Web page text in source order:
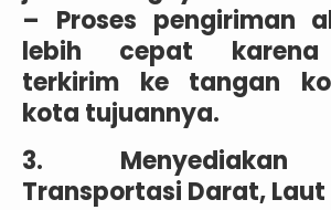
– Proses pengiriman
lebih cepat karena
terkirim ke tangan
kota tujuannya.
3. Menyediakan
Transportasi Darat,